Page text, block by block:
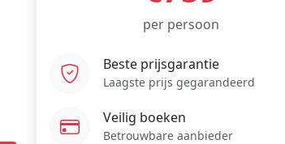
per persoon
Beste prijsgarantie
Laagste prijs gegarandeerd
Veilig boeken
Betrouwbare aanbieder